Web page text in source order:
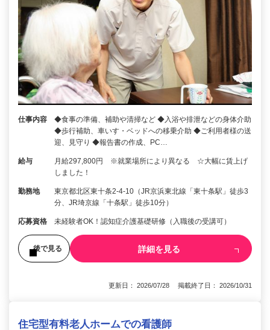
仕事内容
◆食事の準備、補助や清掃など ◆入浴や排泄などの身体介助
◆歩行補助、車いす・ベッドへの移乗介助 ◆ご利用者様の送
迎、見守り ◆報告書の作成、PC…
給与
月給297,800円 ※就業場所により異なる ☆大幅に賃上げ
しました！
勤務地
東京都北区東十条2-4-10（JR京浜東北線「東十条駅」徒歩3
分、JR埼京線「十条駅」徒歩10分）
応募資格 未経験者OK！認知症介護基礎研修（入職後の受講可）
後で見る 詳細を見る
更新日： 2026/07/28 掲載終了日： 2026/10/31
住宅型有料老人ホームでの看護師